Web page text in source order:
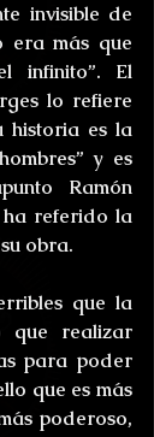
invisible de
era más que
infinito”. El
lo refiere
historia es la
y es
Ramón
ha referido la
obra.
que la
que realizar
para poder
que es más
poderoso,